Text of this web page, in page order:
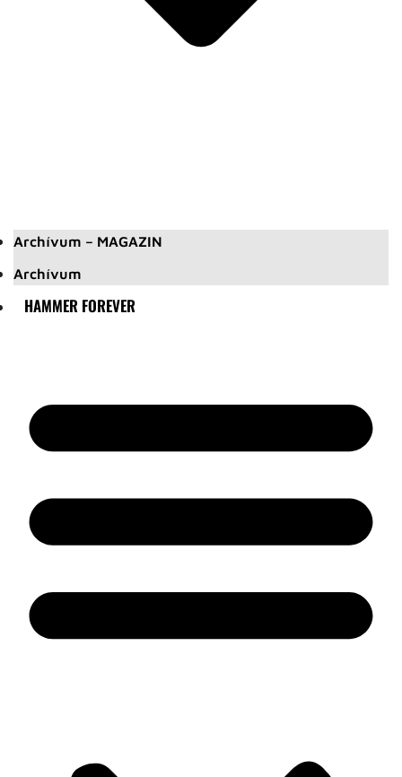
Archívum – MAGAZIN
Archívum
HAMMER FOREVER